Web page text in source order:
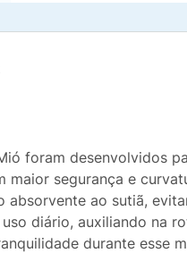
foram desenvolvidos
maior segurança e
ao sutiã,
diário, auxiliando na
durante esse